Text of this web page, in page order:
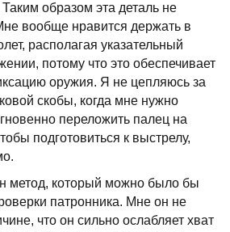
образом эта деталь не
вообще нравится держать в
располагая указательный
потому что это обеспечивает
оружия. Я не цепляюсь за
скобы, когда мне нужно
переложить палец на
подготовиться к выстрелу,
метод, который можно было бы
патронника. Мне он не
что он сильно ослабляет хват